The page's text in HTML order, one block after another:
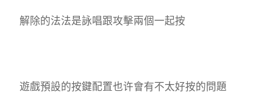
解除的法法是詠唱跟攻擊兩個一起按
遊戲預設的按鍵配置也许會有不太好按的問題